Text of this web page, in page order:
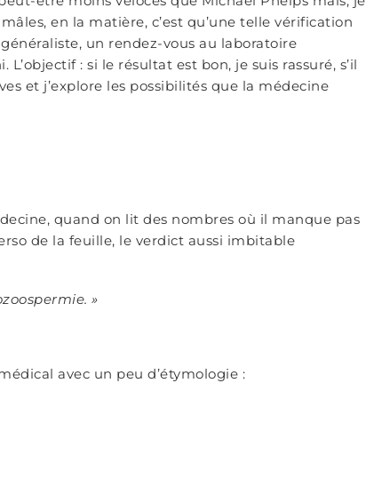
en la matière, c’est qu’une telle vérification
un rendez-vous au laboratoire
: si le résultat est bon, je suis rassuré, s’il
et j’explore les possibilités que la médecine
quand on lit des nombres où il manque pas
de la feuille, le verdict aussi imbitable
»
avec un peu d’étymologie :